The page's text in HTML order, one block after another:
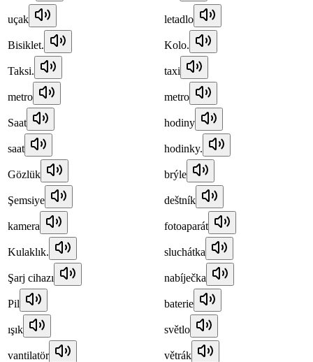
uçak letadlo
Bisiklet. Kolo.
Taksi. taxi
metro metro
Saat hodiny
saat hodinky.
Gözlük brýle
Şemsiye deštník
kamera fotoaparát
Kulaklık. sluchátka
Şarj cihazı nabíječka
Pil baterie
ışık světlo
vantilatör větrák